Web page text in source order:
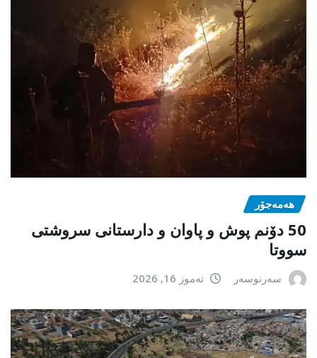
هەمەجۆر
50 دۆنم پوش و پاوان و دارستانی سروشتی
سووتا
سەرنوسەر تەموز 16, 2026